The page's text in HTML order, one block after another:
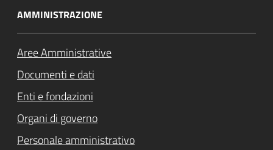
AMMINISTRAZIONE
Aree Amministrative
Documenti e dati
Enti e fondazioni
Organi di governo
Personale amministrativo